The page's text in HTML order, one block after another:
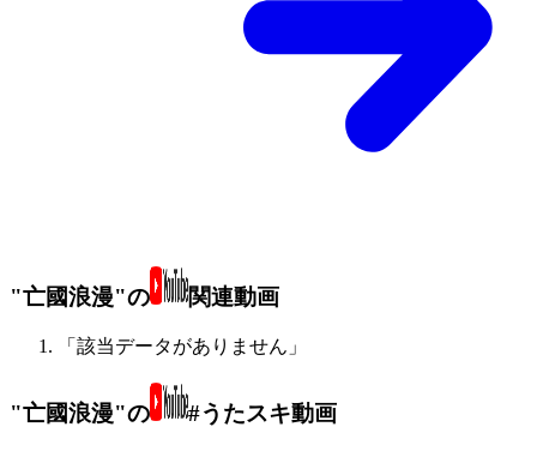
"亡國浪漫"の 関連動画
「該当データがありません」
"亡國浪漫"の #うたスキ動画